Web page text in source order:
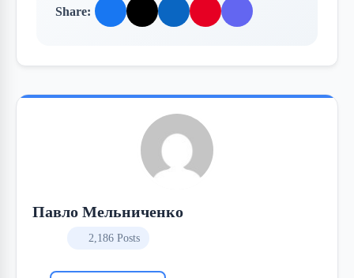
Share:
Павло Мельниченко
2,186 Posts